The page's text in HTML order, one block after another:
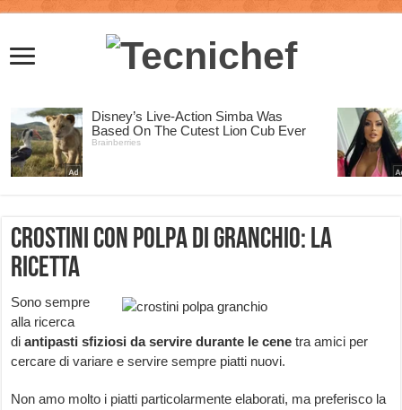
Crostini con polpa di granchio: la
ricetta
Sono sempre
alla ricerca
di antipasti sfiziosi da servire durante le cene tra amici per
cercare di variare e servire sempre piatti nuovi.
Non amo molto i piatti particolarmente elaborati, ma preferisco la